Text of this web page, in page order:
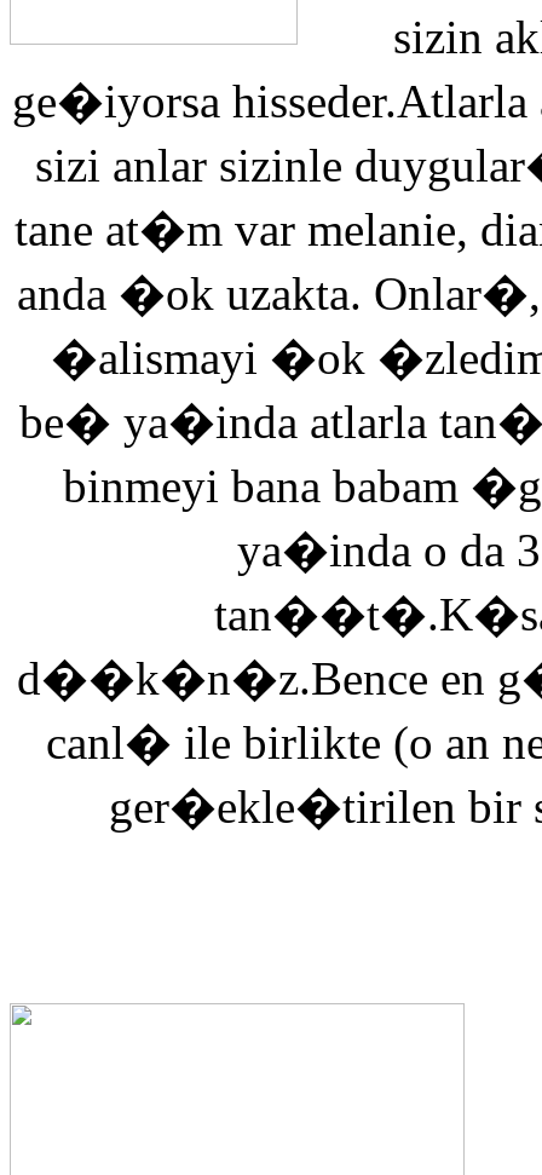
sizin
ge�iyorsa
sizi anlar sizinle
tane at�m var melanie,
anda �ok uzakta.
�alismayi �ok
be� ya�inda atlarla
binmeyi bana babam
ya�inda o da
d��k�n�z.Bence en
canl� ile birlikte (o an
ger�ekle�tirilen bir